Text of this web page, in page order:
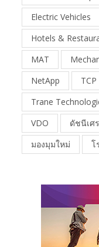
Electric Vehicles
Hotels &
MAT
NetApp
TCP
Trane
VDO
ดัชนีเศ
มองมุมใหม่
โ